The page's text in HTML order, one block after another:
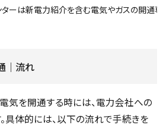
ーは新電力紹介を含む電気やガスの開通専
｜流れ
気を開通する時には、電力会社への
具体的には、以下の流れで手続きを